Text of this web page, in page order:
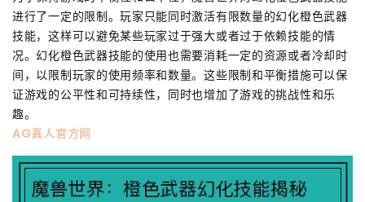
进行了一定的限制。玩家只能同时激活有限数量的幻化橙色武器
技能，这样可以避免某些玩家过于强大或者过于依赖技能的情
况。幻化橙色武器技能的使用也需要消耗一定的资源或者冷却时
间，以限制玩家的使用频率和数量。这些限制和平衡措施可以保
证游戏的公平性和可持续性，同时也增加了游戏的挑战性和乐
趣。
AG真人官方网